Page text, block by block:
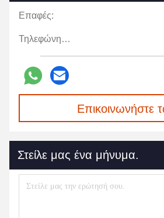
Επαφές:
Τηλεφώνημα:
Επικοινωνήστε
Στείλε μας ένα μήνυμα.